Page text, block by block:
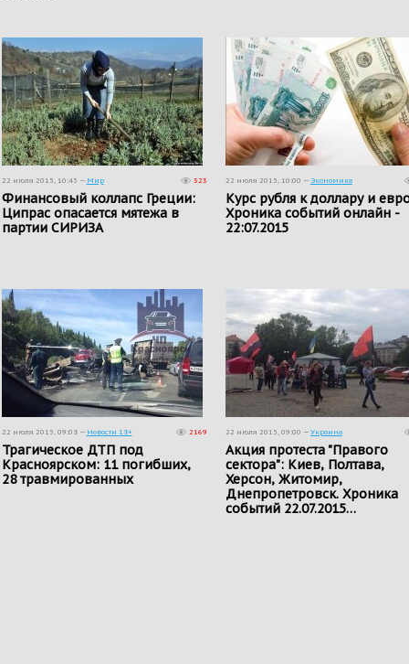
22 июля 2015, 10:45 — Мир 323
Финансовый коллапс Греции:
Ципрас опасается мятежа в
партии СИРИЗА
22 июля 2015, 10:00 — Экономика
Курс рубля к доллару и
Хроника событий онлайн -
22:07.2015
22 июля 2015, 09:08 — Новости 18+ 2169
Трагическое ДТП под
Красноярском: 11 погибших,
28 травмированных
22 июля 2015, 09:00 — Украина
Акция протеста "Правого
сектора": Киев, Полтава,
Херсон, Житомир,
Днепропетровск. Хроника
событий 22.07.2015…